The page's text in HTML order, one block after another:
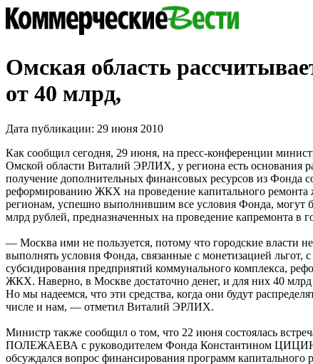
Омская область
от 40 млрд,
Дата публикации: 29 июня 2010
Как сообщил сегодня, 29 июня, на пресс-конференции
Омской области Виталий ЭРЛИХ, у региона есть основания
получение дополнительных финансовых ресурсов из Фонда
реформированию ЖКХ на проведение капитального ремонта
регионам, успешно выполнившим все условия Фонда, могут
млрд рублей, предназначенных на проведение капремонта в
— Москва ими не пользуется, потому что городские власти
выполнять условия Фонда, связанные с монетизацией льгот,
субсидирования предприятий коммунального комплекса,
ЖКХ. Наверно, в Москве достаточно денег, и для них 40
Но мы надеемся, что эти средства, когда они будут
числе и нам, — отметил Виталий ЭРЛИХ.
Министр также сообщил о том, что 22 июня состоялась
ПОЛЕЖАЕВА с руководителем Фонда Константином
обсуждался вопрос финансирования программ капитального